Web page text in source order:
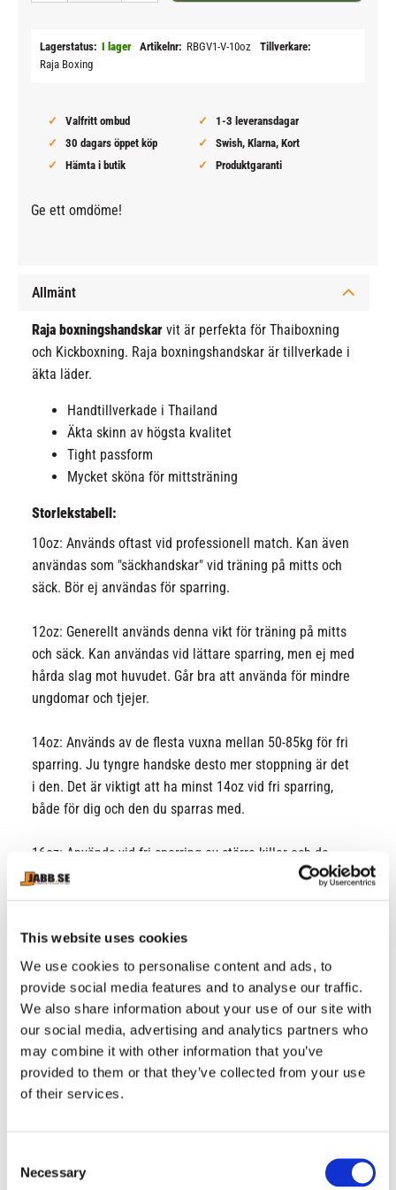
This website uses cookies
We use cookies to personalise content and ads, to
provide social media features and to analyse our traffic.
We also share information about your use of our site with
our social media, advertising and analytics partners who
may combine it with other information that you’ve
provided to them or that they’ve collected from your use
of their services.
Necessary
Lagerstatus I lager Artikelnr RBGV1-V-10oz
Tillverkare
Raja Boxing
Valfritt ombud
1-3 leveransdagar
30 dagars öppet köp
Swish, Klarna, Kort
Hämta i butik
Produktgaranti
Ge ett omdöme!
Allmänt
Raja boxningshandskar vit är perfekta för Thaiboxning
och Kickboxning. Raja boxningshandskar är tillverkade i
äkta läder.
Handtillverkade i Thailand
Äkta skinn av högsta kvalitet
Tight passform
Mycket sköna för mittsträning
Storlekstabell:
10oz: Används oftast vid professionell match. Kan även
användas som "säckhandskar" vid träning på mitts och
säck. Bör ej användas för sparring.
12oz: Generellt används denna vikt för träning på mitts
och säck. Kan användas vid lättare sparring, men ej med
hårda slag mot huvudet. Går bra att använda för mindre
ungdomar och tjejer.
14oz: Används av de flesta vuxna mellan 50-85kg för fri
sparring. Ju tyngre handske desto mer stoppning är det
i den. Det är viktigt att ha minst 14oz vid fri sparring,
både för dig och den du sparras med.
16oz: Används vid fri sparring av större killar och de
som slår hårt. 16oz rekommenderas starkt av de flesta
Tänk på att precis som med skor så töjer och formar sig
handskarna. Det är bra om de sitter tight när ni köper
dem.
Ett tips är att även linda händerna med en
boxningslinda, detta för att förhindra handskador.